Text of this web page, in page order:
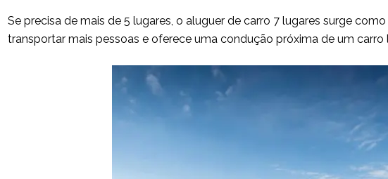
Se precisa de mais de 5 lugares, o aluguer de carro 7 lugares surge
transportar mais pessoas e oferece uma condução próxima de um carro